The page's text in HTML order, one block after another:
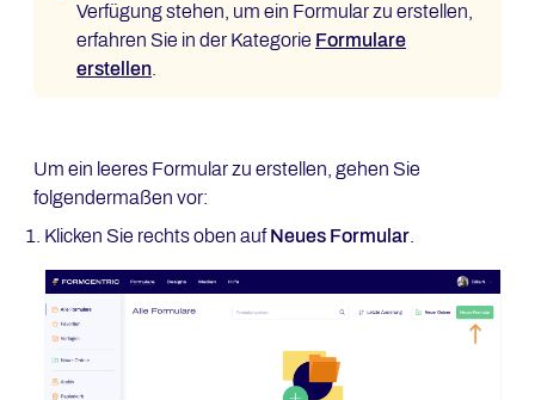
Verfügung stehen, um ein Formular zu erstellen,
erfahren Sie in der Kategorie Formulare
erstellen
Um ein leeres Formular zu erstellen, gehen Sie
folgendermaßen vor:
Klicken Sie rechts oben aufNeues Formular.